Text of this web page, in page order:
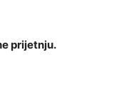
prijetnju.